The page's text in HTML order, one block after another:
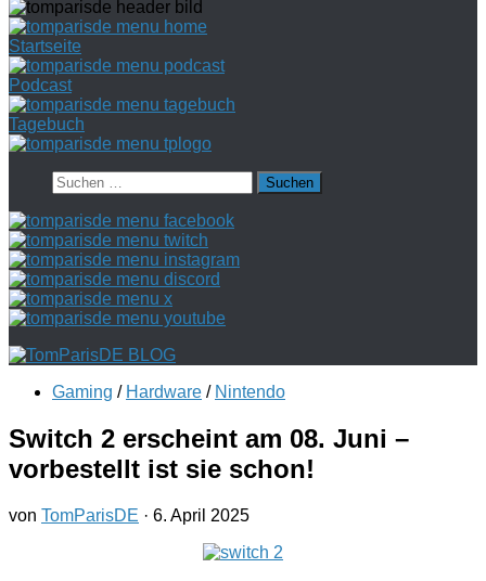
Startseite
Podcast
Tagebuch
Suchen
nach:
Gaming / Hardware / Nintendo
Switch 2 erscheint am 08. Juni –
vorbestellt ist sie schon!
von TomParisDE · 6. April 2025